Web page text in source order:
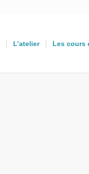
L’atelier Les cours